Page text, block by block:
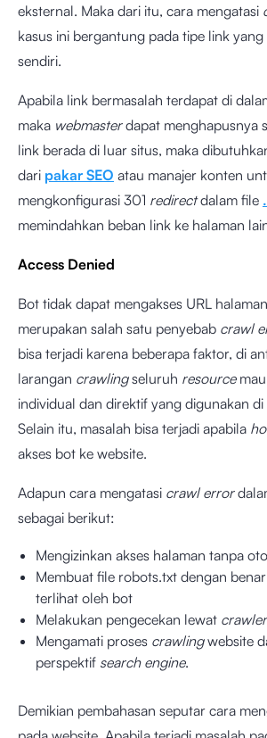
eksternal. Maka dari itu, cara mengatasi
kasus ini bergantung pada tipe link
sendiri.
Apabila link bermasalah terdapat di
maka webmasterdapat menghapusnya
link berada di luar situs, maka
dari pakar SEO atau manajer konten
mengkonfigurasi 301 redirectdalam file
memindahkan beban link ke halaman
Access Denied
Bot tidak dapat mengakses URL
merupakan salah satu penyebab crawl
bisa terjadi karena beberapa faktor, di
larangan crawlingseluruh resource
individual dan direktif yang digunakan
Selain itu, masalah bisa terjadi apabila
akses bot ke website.
Adapun cara mengatasi crawl error
sebagai berikut:
Mengizinkan akses halaman tanpa
Membuat file robots.txt dengan
terlihat oleh bot
Melakukan pengecekan lewat crawler
Mengamati proses crawlingwebsite
perspektif search engine.
Demikian pembahasan seputar cara